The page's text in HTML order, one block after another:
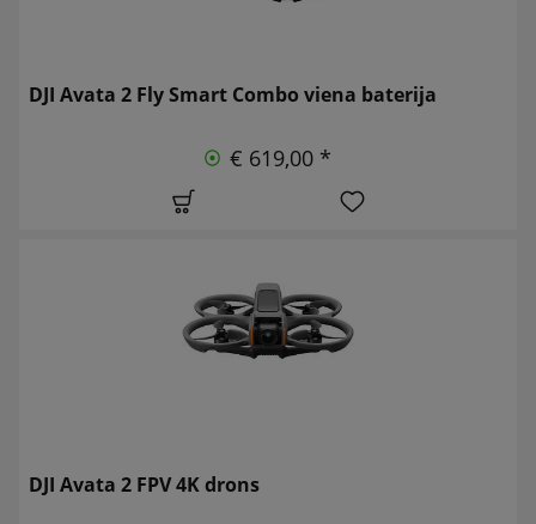
DJI Avata 2 Fly Smart Combo viena baterija
€ 619,00 *
DJI Avata 2 FPV 4K drons